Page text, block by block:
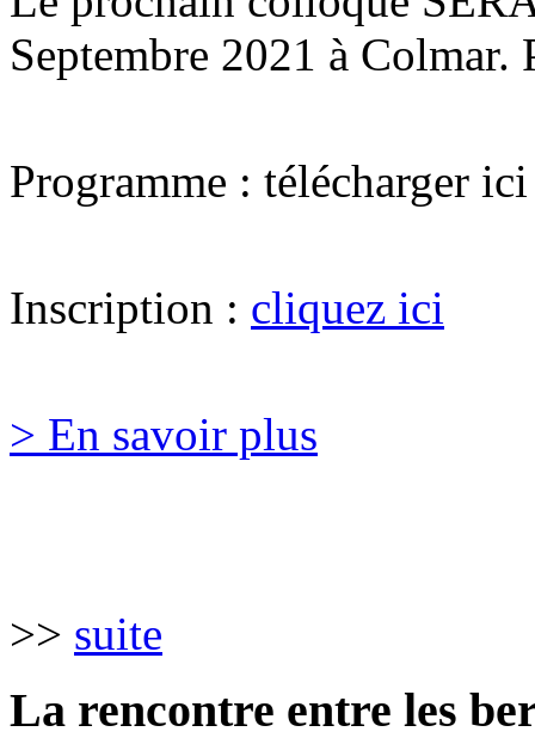
Septembre 2021 à Colmar.
Programme : télécharger
Inscription : cliquez ici
> En savoir plus
>> suite
La rencontre entre les